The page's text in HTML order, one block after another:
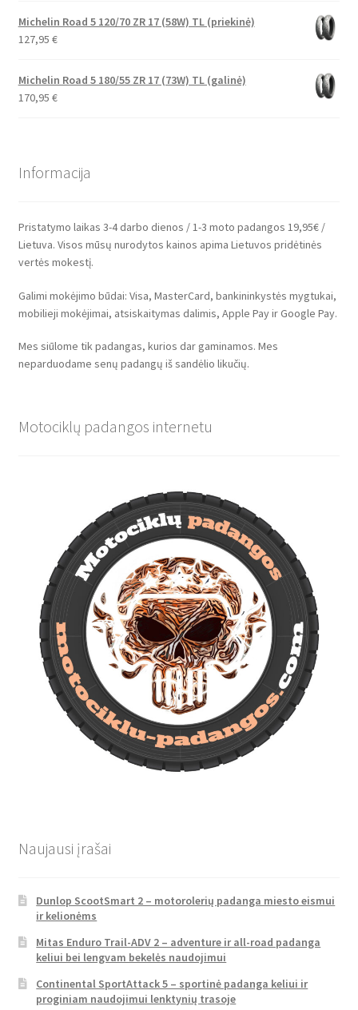
Michelin Road 5 120/70 ZR 17 (58W) TL (priekinė)
127,95 €
Michelin Road 5 180/55 ZR 17 (73W) TL (galinė)
170,95 €
Informacija
Pristatymo laikas 3-4 darbo dienos / 1-3 moto padangos 19,95€ /
Lietuva. Visos mūsų nurodytos kainos apima Lietuvos pridėtinės
vertės mokestį.
Galimi mokėjimo būdai: Visa, MasterCard, bankininkystės mygtukai,
mobilieji mokėjimai, atsiskaitymas dalimis, Apple Pay ir Google Pay.
Mes siūlome tik padangas, kurios dar gaminamos. Mes
neparduodame senų padangų iš sandėlio likučių.
Motociklų padangos internetu
Naujausi įrašai
Dunlop ScootSmart 2 – motorolerių padanga miesto eismui
ir kelionėms
Mitas Enduro Trail-ADV 2 – adventure ir all-road padanga
keliui bei lengvam bekelės naudojimui
Continental SportAttack 5 – sportinė padanga keliui ir
proginiam naudojimui lenktynių trasoje